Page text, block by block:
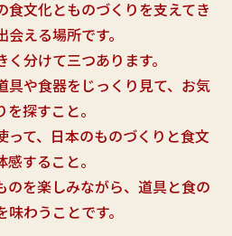
食文化とものづくりを支えてき
会える場所です。
分けて三つあります。
具や食器をじっくり見て、お気
を探すこと。
って、日本のものづくりと食文
感すること。
のを楽しみながら、道具と食の
味わうことです。